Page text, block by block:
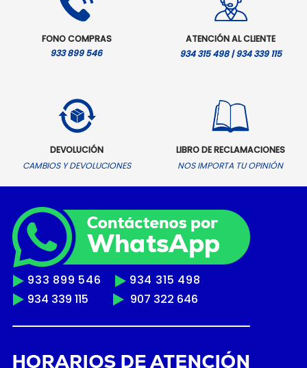
FONO COMPRAS
933 899 546
ATENCIÓN AL CLIENTE
934 315 498 | 934 339 115
DEVOLUCIÓN
CAMBIOS Y DEVOLUCIONES
LIBRO DE RECLAMACIONES
NOS IMPORTA TU OPINIÓN
933 899 546
934 315 498
934 339 115
907 322 646